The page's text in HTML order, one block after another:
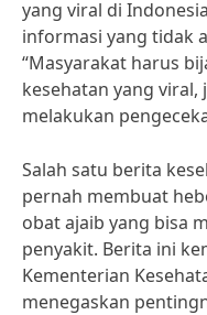
yang viral di
informasi yang tidak
“Masyarakat harus
kesehatan yang
melakukan
Salah satu berita
pernah membuat
obat ajaib yang bisa
penyakit. Berita ini
Kementerian
menegaskan